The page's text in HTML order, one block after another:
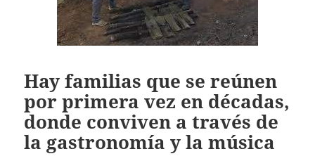
Hay familias que se reúnen
por primera vez en décadas,
donde conviven a través de
la gastronomía y la música